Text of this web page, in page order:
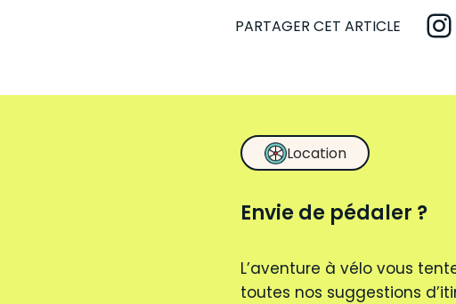
PARTAGER CET ARTICLE Instagram
Location
Envie de pédaler ?
L’aventure à vélo vous
toutes nos suggestions